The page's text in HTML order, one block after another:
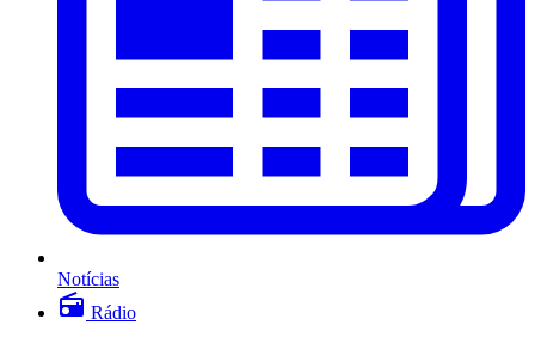
Notícias
Rádio